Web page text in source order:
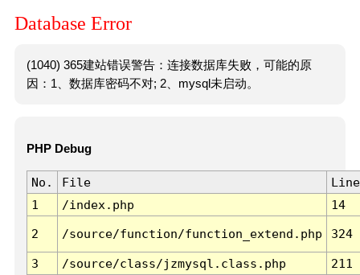
Database Error
(1040) 365建站错误警告：连接数据库失败，可能的原
因：1、数据库密码不对; 2、mysql未启动。
PHP Debug
No. File
Line
1
/index.php 14
2 /source/function/function_extend.php 324
3 /source/class/jzmysql.class.php
211